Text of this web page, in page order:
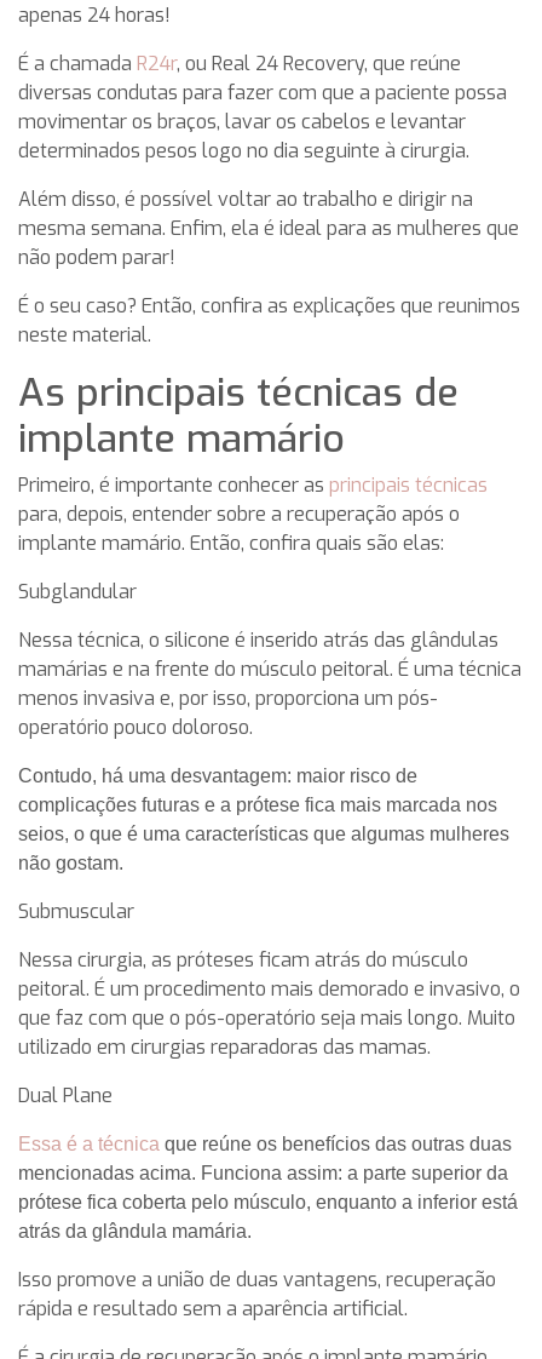
apenas 24 horas!
É a chamada R24r, ou Real 24 Recovery, que reúne
diversas condutas para fazer com que a paciente possa
movimentar os braços, lavar os cabelos e levantar
determinados pesos logo no dia seguinte à cirurgia.
Além disso, é possível voltar ao trabalho e dirigir na
mesma semana. Enfim, ela é ideal para as mulheres que
não podem parar!
É o seu caso? Então, confira as explicações que reunimos
neste material.
As principais técnicas de
implante mamário
Primeiro, é importante conhecer as principais técnicas
para, depois, entender sobre a recuperação após o
implante mamário. Então, confira quais são elas:
Subglandular
Nessa técnica, o silicone é inserido atrás das glândulas
mamárias e na frente do músculo peitoral. É uma técnica
menos invasiva e, por isso, proporciona um pós-
operatório pouco doloroso.
Contudo, há uma desvantagem: maior risco de
complicações futuras e a prótese fica mais marcada nos
seios, o que é uma características que algumas mulheres
não gostam.
Submuscular
Nessa cirurgia, as próteses ficam atrás do músculo
peitoral. É um procedimento mais demorado e invasivo, o
que faz com que o pós-operatório seja mais longo. Muito
utilizado em cirurgias reparadoras das mamas.
Dual Plane
Essa é a técnica que reúne os benefícios das outras duas
mencionadas acima. Funciona assim: a parte superior da
prótese fica coberta pelo músculo, enquanto a inferior está
atrás da glândula mamária.
Isso promove a união de duas vantagens, recuperação
rápida e resultado sem a aparência artificial.